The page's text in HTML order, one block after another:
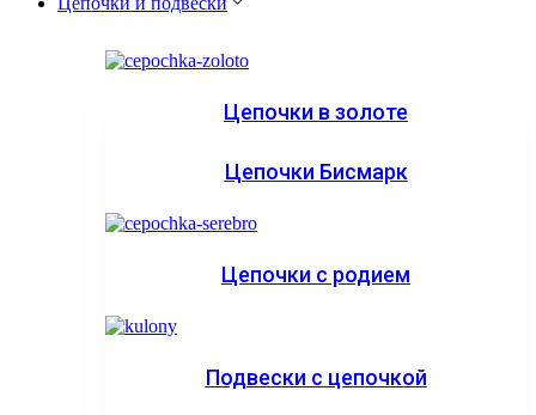
Цепочки в золоте
Цепочки Бисмарк
Цепочки с родием
Подвески с цепочкой